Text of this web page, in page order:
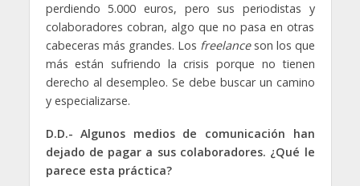
perdiendo 5.000 euros, pero sus periodistas y
colaboradores cobran, algo que no pasa en otras
cabeceras más grandes. Los freelanceson los que
más están sufriendo la crisis porque no tienen
derecho al desempleo. Se debe buscar un camino
y especializarse.
D.D.- Algunos medios de comunicación han
dejado de pagar a sus colaboradores. ¿Qué le
parece esta práctica?